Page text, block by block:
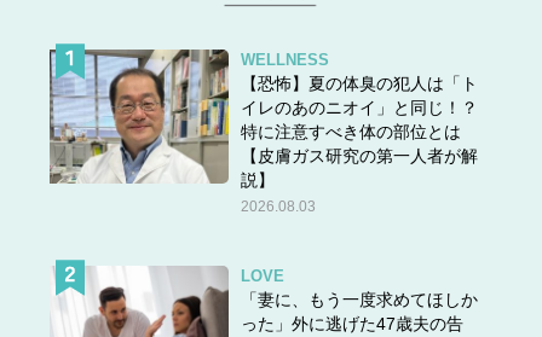
ぜひ使ってみてくださいね。
★他の問題にもチャレンジ！
WELLNESS
【恐怖】夏の体臭の犯人は「ト
イレのあのニオイ」と同じ！？
特に注意すべき体の部位とは
【皮膚ガス研究の第一人者が解
説】
2026.08.03
LOVE
「妻に、もう一度求めてほしか
った」外に逃げた47歳夫の告